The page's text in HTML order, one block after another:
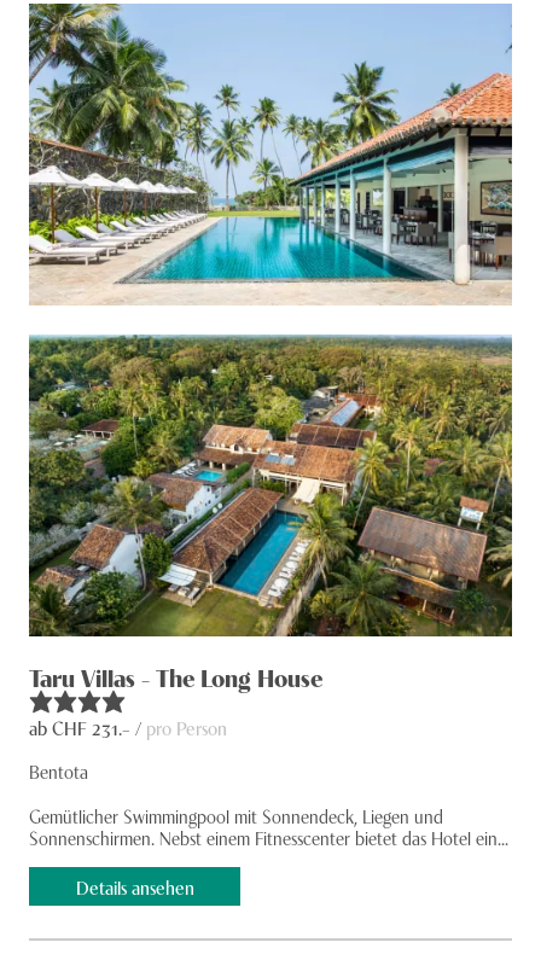
Taru Villas - The Long House
ab CHF 231.– / pro Person
Bentota
Gemütlicher Swimmingpool mit Sonnen­­deck, Liegen und
Sonnenschirmen. Nebst einem Fitnesscenter bietet das Hotel ein...
Details ansehen